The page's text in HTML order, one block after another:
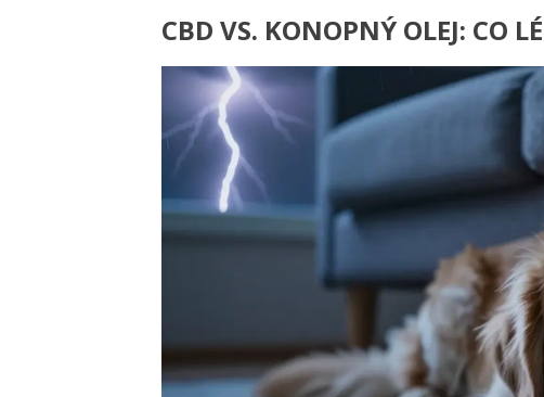
CBD VS. KONOPNÝ OLEJ: CO